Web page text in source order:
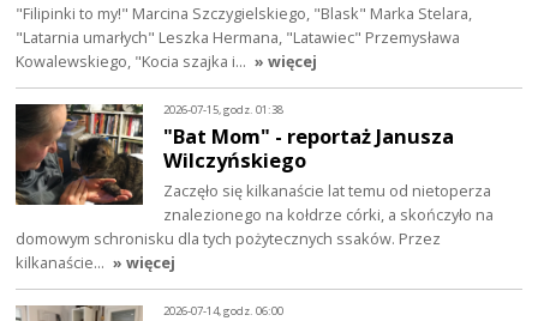
"Filipinki to my!" Marcina Szczygielskiego, "Blask" Marka Stelara,
"Latarnia umarłych" Leszka Hermana, "Latawiec" Przemysława
Kowalewskiego, "Kocia szajka i… » więcej
2026-07-15, godz. 01:38
"Bat Mom" - reportaż Janusza
Wilczyńskiego
Zaczęło się kilkanaście lat temu od nietoperza
znalezionego na kołdrze córki, a skończyło na
domowym schronisku dla tych pożytecznych ssaków. Przez
kilkanaście… » więcej
2026-07-14, godz. 06:00